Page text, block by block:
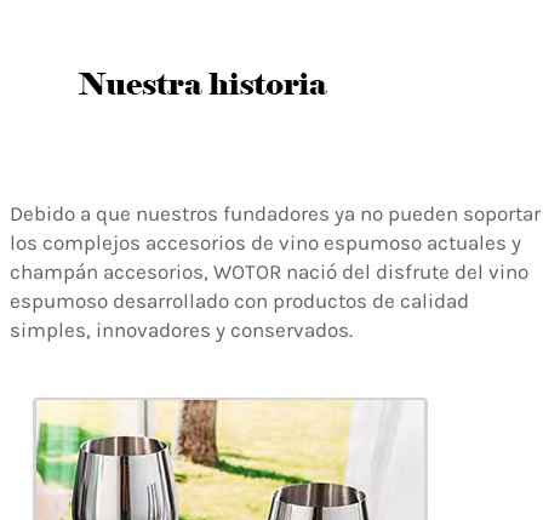
Debido a que nuestros fundadores ya no pueden soportar
los complejos accesorios de vino espumoso actuales y
champán accesorios, WOTOR nació del disfrute del vino
espumoso desarrollado con productos de calidad
simples, innovadores y conservados.